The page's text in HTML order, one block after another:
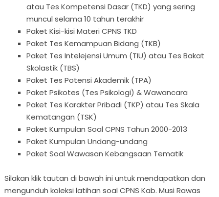
atau Tes Kompetensi Dasar (TKD) yang sering
muncul selama 10 tahun terakhir
Paket Kisi-kisi Materi CPNS TKD
Paket Tes Kemampuan Bidang (TKB)
Paket Tes Intelejensi Umum (TIU) atau Tes Bakat
Skolastik (TBS)
Paket Tes Potensi Akademik (TPA)
Paket Psikotes (Tes Psikologi) & Wawancara
Paket Tes Karakter Pribadi (TKP) atau Tes Skala
Kematangan (TSK)
Paket Kumpulan Soal CPNS Tahun 2000-2013
Paket Kumpulan Undang-undang
Paket Soal Wawasan Kebangsaan Tematik
Silakan klik tautan di bawah ini untuk mendapatkan dan
mengunduh koleksi latihan soal CPNS Kab. Musi Rawas